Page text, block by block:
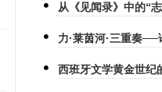
从《见闻录》中的“
力·莱茵河·三重奏
西班牙文学黄金世纪